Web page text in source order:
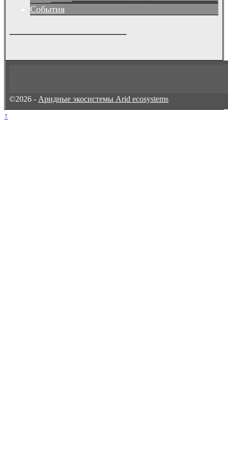
События
©2026 - Аридные экосистемы Arid ecosystems
↑